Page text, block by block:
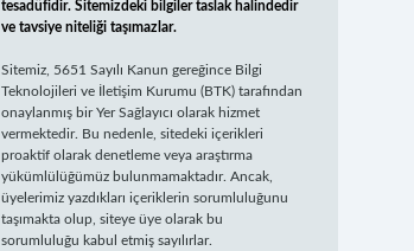
tesadüfidir. Sitemizdeki bilgiler taslak halindedir
ve tavsiye niteliği taşımazlar.
Sitemiz, 5651 Sayılı Kanun gereğince Bilgi
Teknolojileri ve İletişim Kurumu (BTK) tarafından
onaylanmış bir Yer Sağlayıcı olarak hizmet
vermektedir. Bu nedenle, sitedeki içerikleri
proaktif olarak denetleme veya araştırma
yükümlülüğümüz bulunmamaktadır. Ancak,
üyelerimiz yazdıkları içeriklerin sorumluluğunu
taşımakta olup, siteye üye olarak bu
sorumluluğu kabul etmiş sayılırlar.